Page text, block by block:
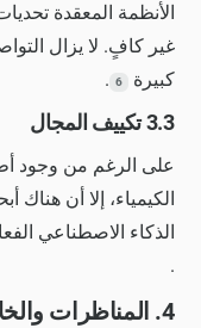
الأنظمة المعقدة
غير كافٍ. لا يزال
كبيرة
6
.
3.3 تكييف المجال
على الرغم من وجود
الكيمياء، إلا أن هناك
الذكاء الاصطناعي
.
4. المناظرات والخلافات الرئيسية